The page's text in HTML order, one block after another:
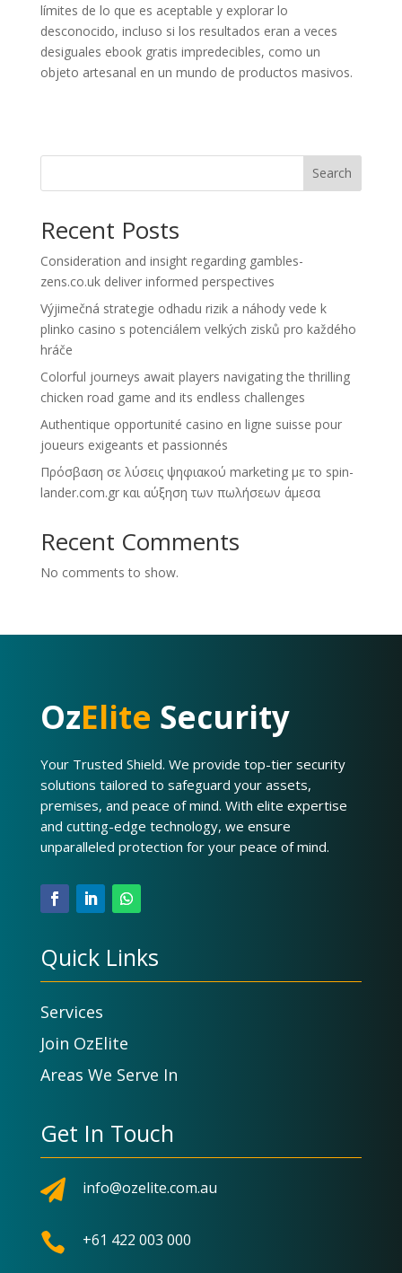
límites de lo que es aceptable y explorar lo
desconocido, incluso si los resultados eran a veces
desiguales ebook gratis impredecibles, como un
objeto artesanal en un mundo de productos masivos.
Search
Recent Posts
Consideration and insight regarding gambles-
zens.co.uk deliver informed perspectives
Výjimečná strategie odhadu rizik a náhody vede k
plinko casino s potenciálem velkých zisků pro každého
hráče
Colorful journeys await players navigating the thrilling
chicken road game and its endless challenges
Authentique opportunité casino en ligne suisse pour
joueurs exigeants et passionnés
Πρόσβαση σε λύσεις ψηφιακού marketing με το spin-
lander.com.gr και αύξηση των πωλήσεων άμεσα
Recent Comments
No comments to show.
OzElite Security
Your Trusted Shield. We provide top-tier security
solutions tailored to safeguard your assets,
premises, and peace of mind. With elite expertise
and cutting-edge technology, we ensure
unparalleled protection for your peace of mind.
Quick Links
Services
Join OzElite
Areas We Serve In
Get In Touch
 info@ozelite.com.au
 +61 422 003 000